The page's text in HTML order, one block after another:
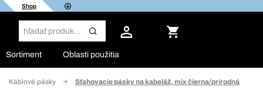
Shop
Sortiment Oblasti použitia
Káblové pásky Sťahovacie pásky na kabeláž, mix čierna/prírodná